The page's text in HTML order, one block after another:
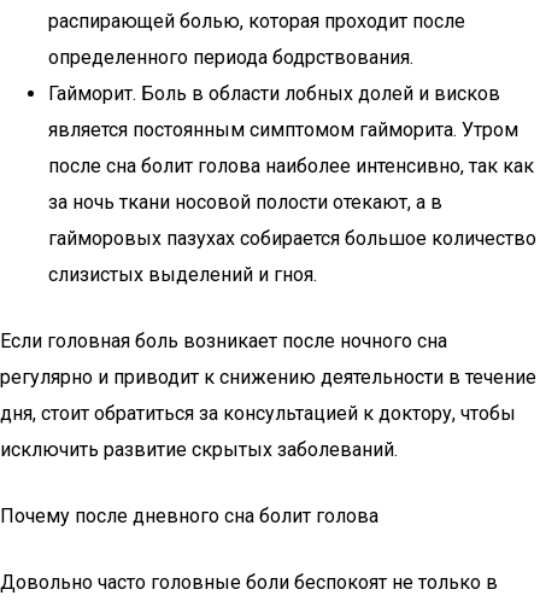
распирающей болью, которая проходит после
определенного периода бодрствования.
Гайморит. Боль в области лобных долей и висков
является постоянным симптомом гайморита. Утром
после сна болит голова наиболее интенсивно, так как
за ночь ткани носовой полости отекают, а в
гайморовых пазухах собирается большое количество
слизистых выделений и гноя.
Если головная боль возникает после ночного сна
регулярно и приводит к снижению деятельности в течение
дня, стоит обратиться за консультацией к доктору, чтобы
исключить развитие скрытых заболеваний.
Почему после дневного сна болит голова
Довольно часто головные боли беспокоят не только в